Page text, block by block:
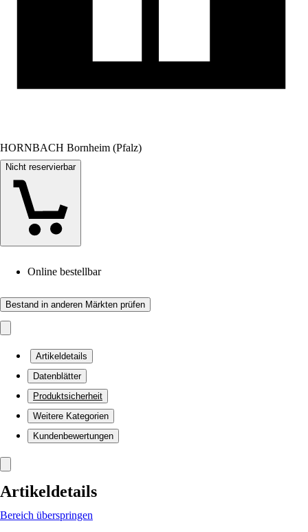
HORNBACH Bornheim (Pfalz)
Nicht reservierbar
Online bestellbar
Bestand in anderen Märkten prüfen
Artikeldetails
Datenblätter
Produktsicherheit
Weitere Kategorien
Kundenbewertungen
Artikeldetails
Bereich überspringen